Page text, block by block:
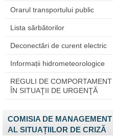
Orarul transportului public
Lista sărbătorilor
Deconectări de curent electric
Informații hidrometeorologice
REGULI DE COMPORTAMENT
ÎN SITUAŢII DE URGENŢĂ
COMISIA DE MANAGEMENT
AL SITUAȚIILOR DE CRIZĂ